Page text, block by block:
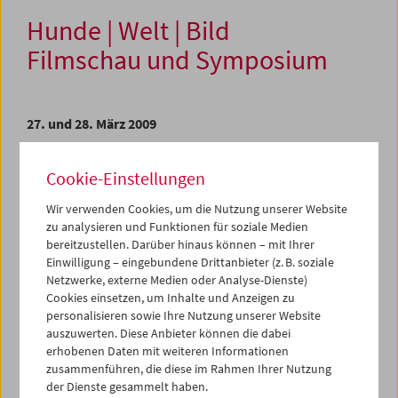
Hunde | Welt | Bild
Filmschau und Symposium
27. und 28. März 2009
Antworten sind im Hunde enthalten.
In sämtlichen Epochen der Kunstgeschichte, in der
(Hobby-)Fotografie und im Film nimmt der Hund einen
singulären Platz ein und spielt eine (manchmal
verborgene) Hauptrolle: als Begleiter, als Beobachter, als
Beteiligter, als Zeuge, als Darsteller, als Wächter, als
Spielkamerad oder als zufällig anwesender Protagonist.
Ausgehend von Hanna Schimeks neuem Buch
Ohrenzeugen oder Die Hündische Komödiepräsentieren
das Filmmuseum und Synema zwei Programme mit raren
Cookie-Einstellungen
Wir verwenden Cookies, um die Nutzung unserer Website
zu analysieren und Funktionen für soziale Medien
bereitzustellen. Darüber hinaus können – mit Ihrer
Einwilligung – eingebundene Drittanbieter (z. B. soziale
Netzwerke, externe Medien oder Analyse-Dienste)
Cookies einsetzen, um Inhalte und Anzeigen zu
personalisieren sowie Ihre Nutzung unserer Website
auszuwerten. Diese Anbieter können die dabei
erhobenen Daten mit weiteren Informationen
zusammenführen, die diese im Rahmen Ihrer Nutzung
der Dienste gesammelt haben.